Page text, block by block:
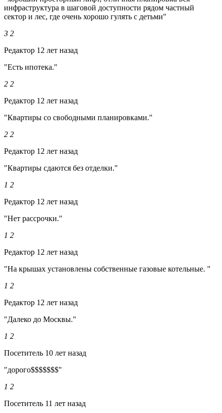
инфраструктура в шаговой доступности рядом частный
сектор и лес, где очень хорошо гулять с детьми"
3 2
Редактор 12 лет назад
"Есть ипотека."
2 2
Редактор 12 лет назад
"Квартиры со свободными планировками."
2 2
Редактор 12 лет назад
"Квартиры сдаются без отделки."
1 2
Редактор 12 лет назад
"Нет рассрочки."
1 2
Редактор 12 лет назад
"На крышах установлены собственные газовые котельные. "
1 2
Редактор 12 лет назад
"Далеко до Москвы."
1 2
Посетитель 10 лет назад
"дорого$$$$$$$"
1 2
Посетитель 11 лет назад